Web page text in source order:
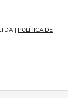
| POLÍTICA DE